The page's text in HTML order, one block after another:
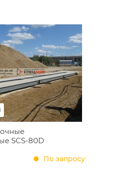
SCS-80D
По запросу